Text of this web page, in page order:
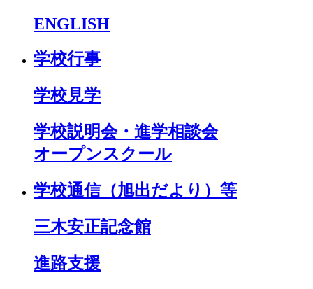
ENGLISH
学校行事
学校見学
学校説明会・進学相談会
オープンスクール
学校通信（旭出だより）等
三木安正記念館
進路支援